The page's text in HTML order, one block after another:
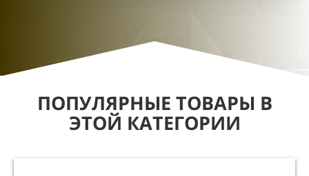
ПОПУЛЯРНЫЕ ТОВАРЫ В
ЭТОЙ КАТЕГОРИИ